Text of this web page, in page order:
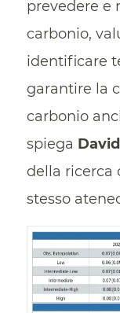
prevedere e
carbonio,
identificare
garantire la
carbonio
spiega
della ricerca
stesso